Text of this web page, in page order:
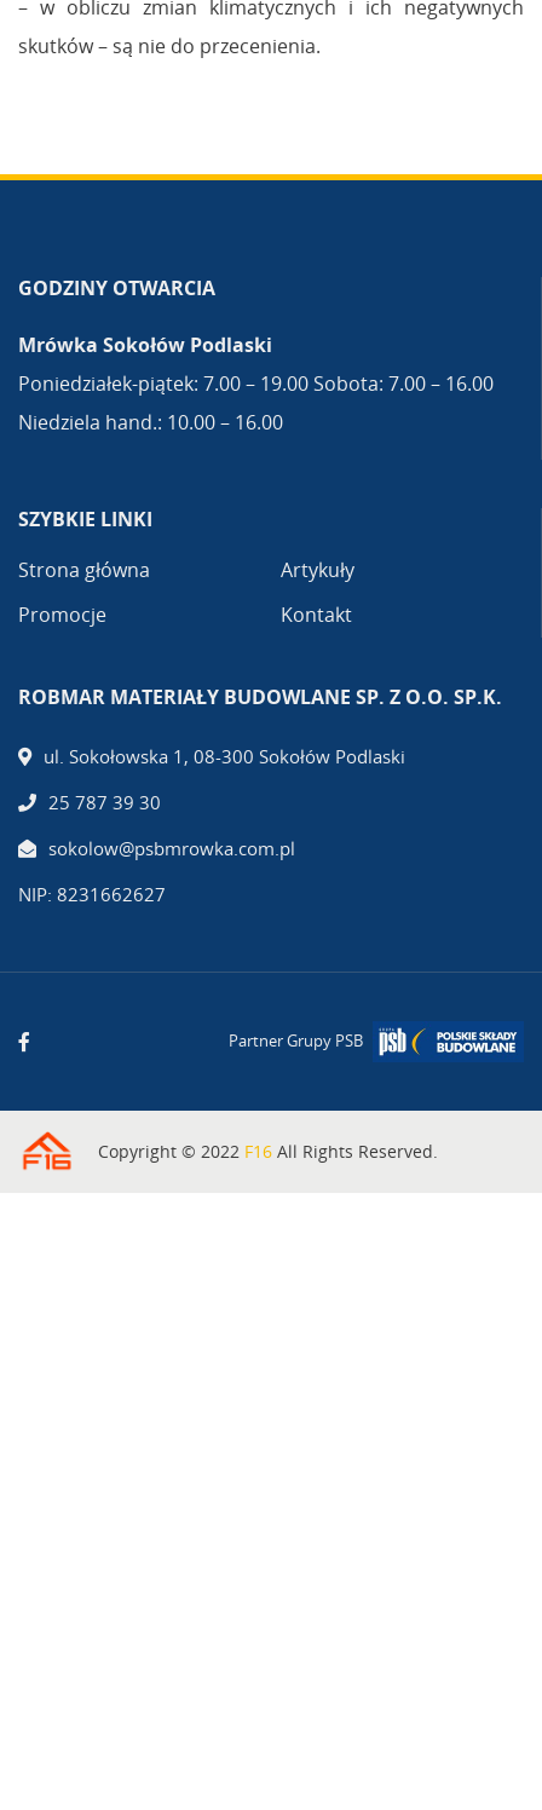
– w obliczu zmian klimatycznych i ich negatywnych
skutków – są nie do przecenienia.
GODZINY OTWARCIA
Mrówka Sokołów Podlaski
Poniedziałek-piątek: 7.00 – 19.00 Sobota: 7.00 – 16.00
Niedziela hand.: 10.00 – 16.00
SZYBKIE LINKI
Strona główna
Promocje
Artykuły
Kontakt
ROBMAR MATERIAŁY BUDOWLANE SP. Z O.O. SP.K.
ul. Sokołowska 1, 08-300 Sokołów Podlaski
25 787 39 30
sokolow@psbmrowka.com.pl
NIP: 8231662627
Partner Grupy PSB
Copyright © 2022 F16 All Rights Reserved.